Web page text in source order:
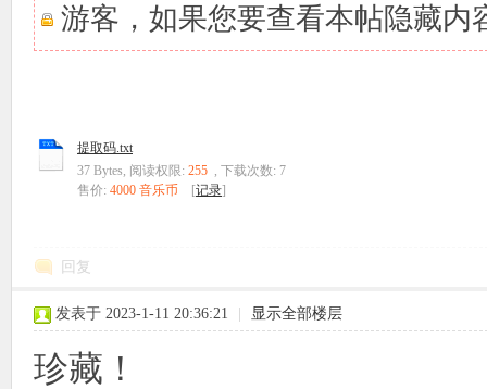
游客，如果您要查看本帖隐藏内
提取码.txt
37 Bytes, 阅读权限: 255 , 下载次数: 7
售价: 4000 音乐币 [记录]
回复
发表于 2023-1-11 20:36:21 显示全部楼层
珍藏！